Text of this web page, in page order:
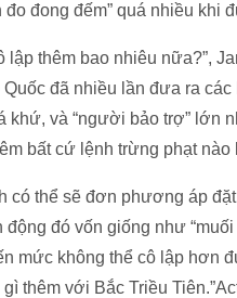
đong đếm” quá nhiều khi
lập thêm bao nhiêu nữa?”,
đã nhiều lần đưa ra
khứ, và “người bảo trợ” lớn
bất cứ lệnh trừng phạt nào
có thể sẽ đơn phương áp
đó vốn giống như
mức không thể cô lập hơn
thêm với Bắc Triều